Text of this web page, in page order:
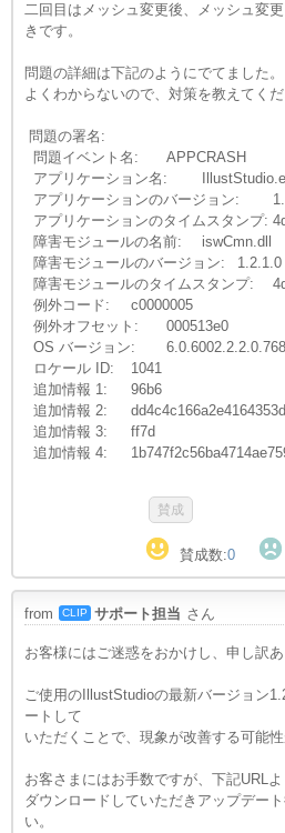
二回目はメッシュ変更後、メッシュ変
きです。
問題の詳細は下記のようにでてました。
よくわからないので、対策を教えてくだ
問題の署名:
問題イベント名:
APPCRASH
アプリケーション名:
アプリケーションのバージョン:
アプリケーションのタイムスタンプ:
障害モジュールの名前:
iswCmn.dll
障害モジュールのバージョン:
1.2.1.0
障害モジュールのタイムスタンプ:
例外コード:
c0000005
例外オフセット:
000513e0
OS バージョン:
ロケール ID:
1041
追加情報 1:
96b6
追加情報 2:
追加情報 3:
ff7d
追加情報 4:
賛成数:0
from CLIP サポート担当 さん
お客様にはご迷惑をおかけし、申し訳あ
ご使用のIllustStudioの最新バージョン
ートして
いただくことで、現象が改善する可能性
お客さまにはお手数ですが、下記URL
ダウンロードしていただきアップデー
い。